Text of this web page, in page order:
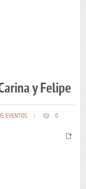
y Felipe
EVENTOS 0